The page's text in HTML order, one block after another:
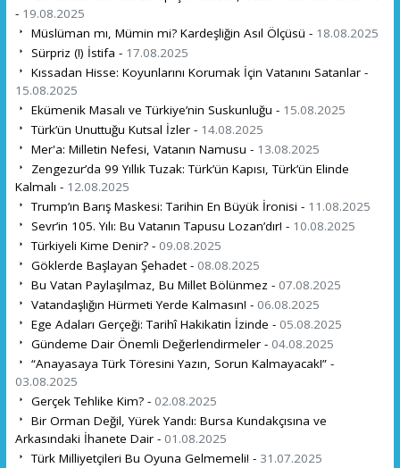
- 19.08.2025
Müslüman mı, Mümin mi? Kardeşliğin Asıl Ölçüsü - 18.08.2025
Sürpriz (!) İstifa - 17.08.2025
Kıssadan Hisse: Koyunlarını Korumak İçin Vatanını Satanlar -
15.08.2025
Ekümenik Masalı ve Türkiye’nin Suskunluğu - 15.08.2025
Türk’ün Unuttuğu Kutsal İzler - 14.08.2025
Mer'a: Milletin Nefesi, Vatanın Namusu - 13.08.2025
Zengezur’da 99 Yıllık Tuzak: Türk’ün Kapısı, Türk’ün Elinde
Kalmalı - 12.08.2025
Trump’ın Barış Maskesi: Tarihin En Büyük İronisi - 11.08.2025
Sevr’in 105. Yılı: Bu Vatanın Tapusu Lozan’dır! - 10.08.2025
Türkiyeli Kime Denir? - 09.08.2025
Göklerde Başlayan Şehadet - 08.08.2025
Bu Vatan Paylaşılmaz, Bu Millet Bölünmez - 07.08.2025
Vatandaşlığın Hürmeti Yerde Kalmasın! - 06.08.2025
Ege Adaları Gerçeği: Tarihî Hakikatin İzinde - 05.08.2025
Gündeme Dair Önemli Değerlendirmeler - 04.08.2025
“Anayasaya Türk Töresini Yazın, Sorun Kalmayacak!” -
03.08.2025
Gerçek Tehlike Kim? - 02.08.2025
Bir Orman Değil, Yürek Yandı: Bursa Kundakçısına ve
Arkasındaki İhanete Dair - 01.08.2025
Türk Milliyetçileri Bu Oyuna Gelmemeli! - 31.07.2025